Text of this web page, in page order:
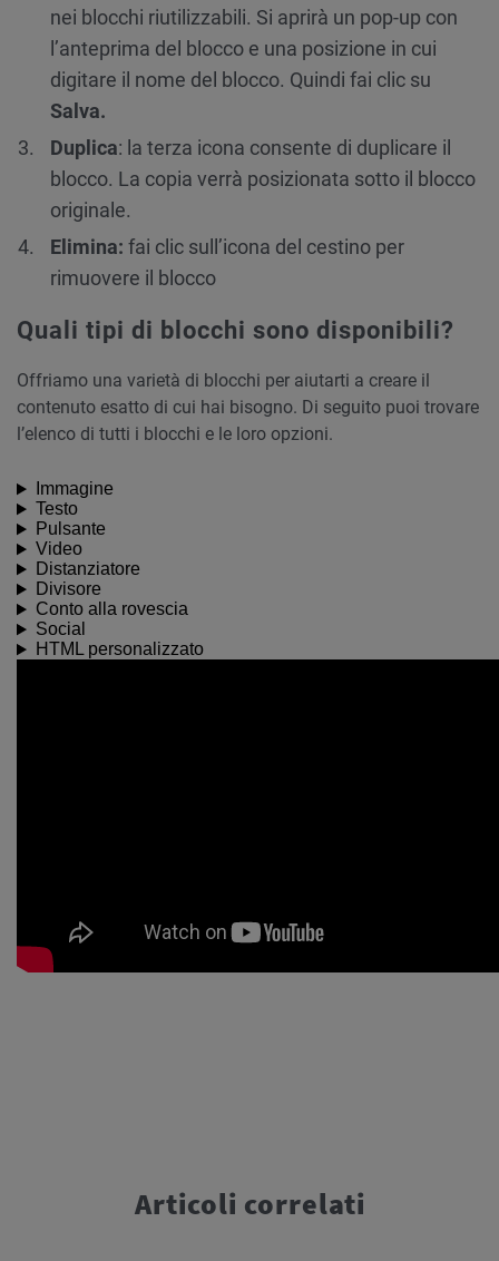
nei blocchi riutilizzabili. Si aprirà un pop-up con
l’anteprima del blocco e una posizione in cui
digitare il nome del blocco. Quindi fai clic su
Salva.
Duplica: la terza icona consente di duplicare il
blocco. La copia verrà posizionata sotto il blocco
originale.
Elimina: fai clic sull’icona del cestino per
rimuovere il blocco
Quali tipi di blocchi sono disponibili?
Offriamo una varietà di blocchi per aiutarti a creare il
contenuto esatto di cui hai bisogno. Di seguito puoi trovare
l’elenco di tutti i blocchi e le loro opzioni.
Immagine
Testo
Pulsante
Video
Distanziatore
Divisore
Conto alla rovescia
Social
HTML personalizzato
Articoli correlati